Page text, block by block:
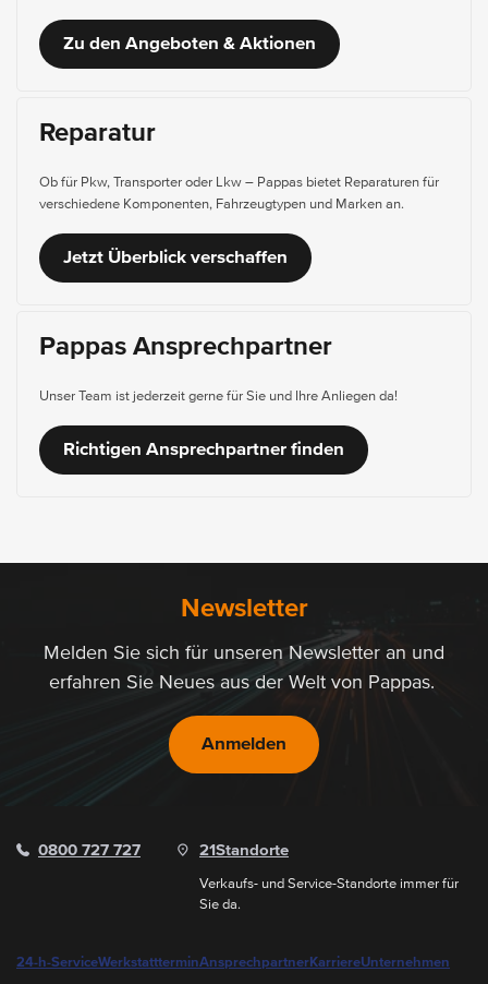
Zu den Angeboten & Aktionen
Reparatur
Ob für Pkw, Transporter oder Lkw – Pappas bietet Reparaturen für
verschiedene Komponenten, Fahrzeugtypen und Marken an.
Jetzt Überblick verschaffen
Pappas Ansprechpartner
Unser Team ist jederzeit gerne für Sie und Ihre Anliegen da!
Richtigen Ansprechpartner finden
Newsletter
Melden Sie sich für unseren Newsletter an und
erfahren Sie Neues aus der Welt von Pappas.
Anmelden
0800 727 727 21 Standorte
Verkaufs- und Service-Standorte immer für
Sie da.
24-h-ServiceWerkstattterminAnsprechpartnerKarriereUnternehmen